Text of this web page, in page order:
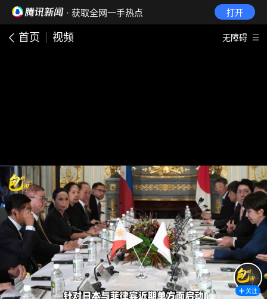
· 获取全网一手热点 打开
首页 视频 无障碍
关注